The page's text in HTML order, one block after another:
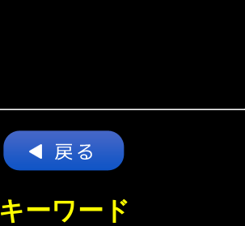
キーワード